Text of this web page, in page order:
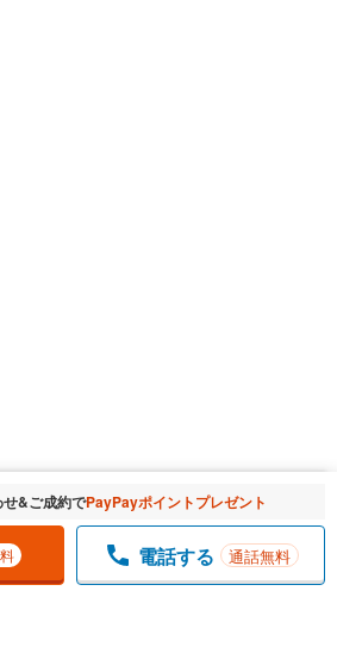
した。 一覧を開く
&ご成約でPayPayポイントプレゼント
電話する 通話無料